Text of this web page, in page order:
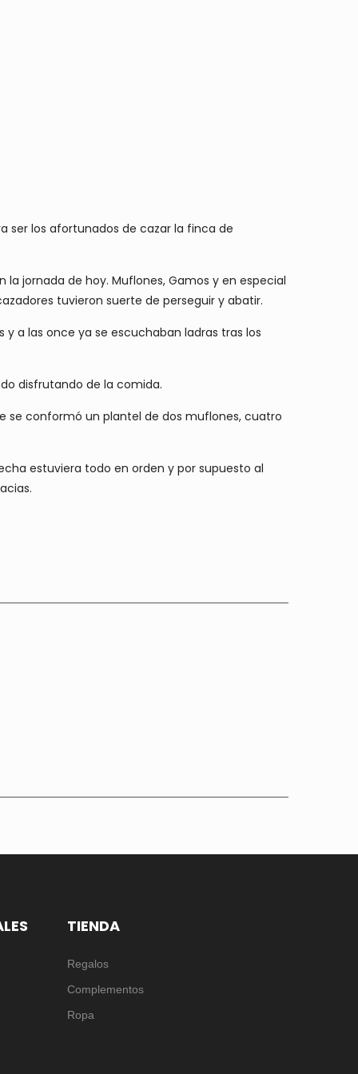
ser los afortunados de cazar la finca de
jornada de hoy. Muflones, Gamos y en especial
tuvieron suerte de perseguir y abatir.
a las once ya se escuchaban ladras tras los
disfrutando de la comida.
se conformó un plantel de dos muflones, cuatro
estuviera todo en orden y por supuesto al
TIENDA
Regalos
Complementos
Ropa